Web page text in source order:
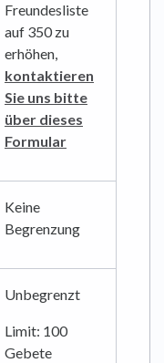
Freundesliste
auf 350 zu
erhöhen,
kontaktieren
Sie uns bitte
über dieses
Formular
Keine
Begrenzung
Unbegrenzt
Limit: 100
Gebete